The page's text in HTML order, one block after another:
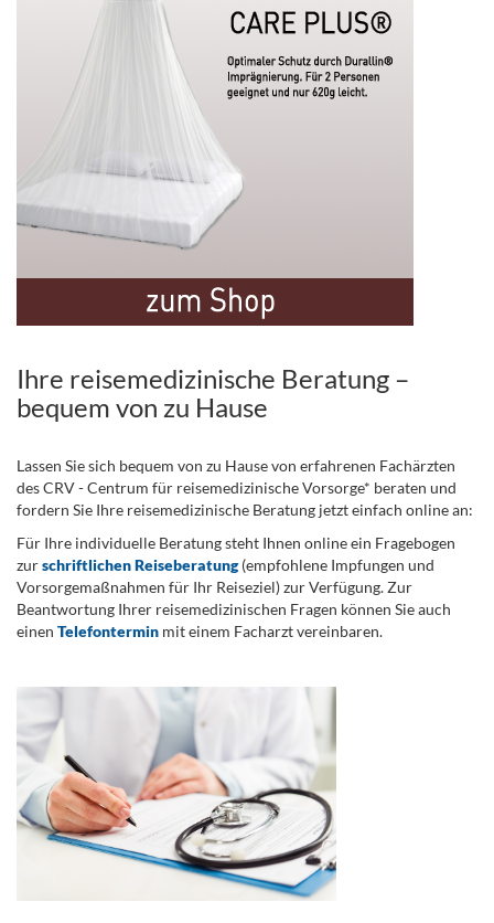
Ihre reisemedizinische Beratung –
bequem von zu Hause
Lassen Sie sich bequem von zu Hause von erfahrenen Fachärzten
des CRV - Centrum für reisemedizinische Vorsorge* beraten und
fordern Sie Ihre reisemedizinische Beratung jetzt einfach online an:
Für Ihre individuelle Beratung steht Ihnen online ein Fragebogen
zurschriftlichen Reiseberatung(empfohlene Impfungen und
Vorsorgemaßnahmen für Ihr Reiseziel) zur Verfügung. Zur
Beantwortung Ihrer reisemedizinischen Fragen können Sie auch
einen Telefontermin mit einem Facharzt vereinbaren.